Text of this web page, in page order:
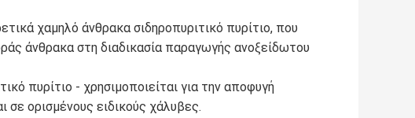
χαμηλό άνθρακα σιδηροπυριτικό πυρίτιο, που
άνθρακα στη διαδικασία παραγωγής ανοξείδωτου
πυρίτιο - χρησιμοποιείται για την αποφυγή
ορισμένους ειδικούς χάλυβες.